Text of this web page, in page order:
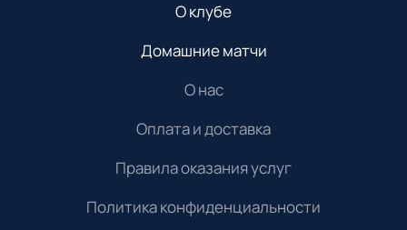
О клубе
Домашние матчи
О нас
Оплата и доставка
Правила оказания услуг
Политика конфиденциальности